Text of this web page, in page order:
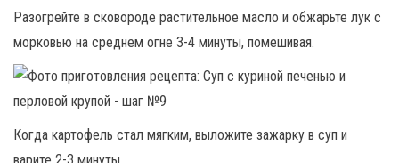
Разогрейте в сковороде растительное масло и обжарьте лук с
морковью на среднем огне 3-4 минуты, помешивая.
Когда картофель стал мягким, выложите зажарку в суп и